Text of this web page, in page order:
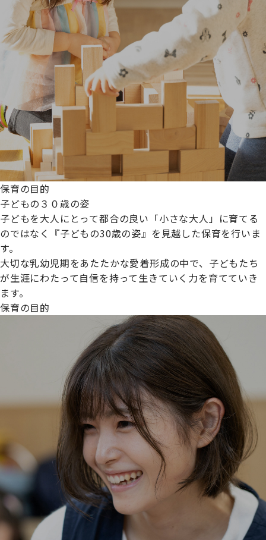
プライムスターほいくえんグループは女性が安心して働き
続けられる環境づくりに取り組んでおり、厚生労働省の
【えるぼし認定(☆☆)】
保育の目的
子どもの３０歳の姿
子どもを大人にとって都合の良い「小さな大人」に育てる
のではなく『子どもの30歳の姿』を見越した保育を行いま
す。
大切な乳幼児期をあたたかな愛着形成の中で、子どもたち
が生涯にわたって自信を持って生きていく力を育てていき
ます。
保育の目的